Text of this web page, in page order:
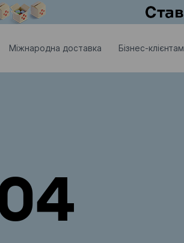
Міжнародна доставка Бізнес-клієнтам